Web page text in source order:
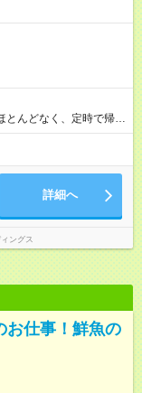
捗管理や事務が中心な
、自然と区切りをつけ
詳細へ
ングス
お仕事！鮮魚の